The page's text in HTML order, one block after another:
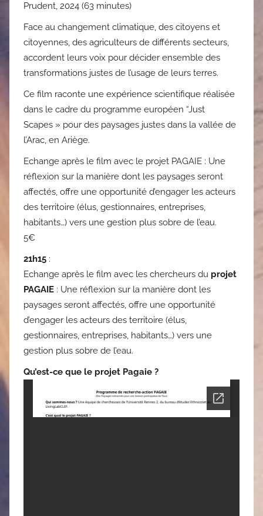
Prudent, 2024 (63 minutes)
Face au changement climatique, des citoyens et
citoyennes, des agriculteurs de différents secteurs,
accordent leurs voix pour décider ensemble des
transformations justes de l’usage de leurs terres.
Ce film raconte une expérience scientifique réalisée
dans le cadre du programme européen “Just
Scapes » pour des paysages justes dans la vallée de
l’Arac, en Ariège.
Echange après le film avec le projet PAGAIE : Une
réflexion sur la manière dont les paysages seront
affectés, offre une opportunité d’engager les acteurs
des territoire (élus, gestionnaires, entreprises,
habitants…) vers une gestion plus sobre de l’eau.
5€
21h15 :
Echange après le film avec les chercheurs du projet
PAGAIE : Une réflexion sur la manière dont les
paysages seront affectés, offre une opportunité
d’engager les acteurs des territoire (élus,
gestionnaires, entreprises, habitants…) vers une
gestion plus sobre de l’eau.
Qu’est-ce que le projet Pagaie ?